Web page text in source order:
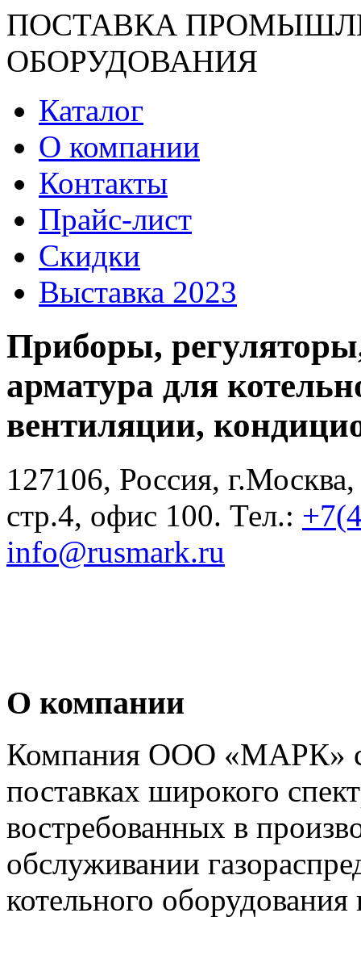
ПОСТАВКА
ОБОРУДОВАНИЯ
Каталог
О компании
Контакты
Прайс-лист
Скидки
Выставка 2023
Приборы,
арматура для
вентиляции,
127106, Россия,
стр.4, офис 100. Тел.:
info@rusmark.ru
О компании
Компания ООО «МАРК» с
поставках широкого
востребованных в
обслуживании
котельного оборудования